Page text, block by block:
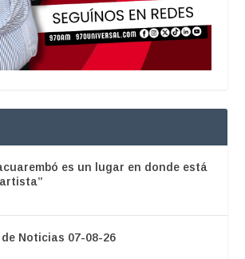
es un lugar en donde está
Noticias 07-08-26